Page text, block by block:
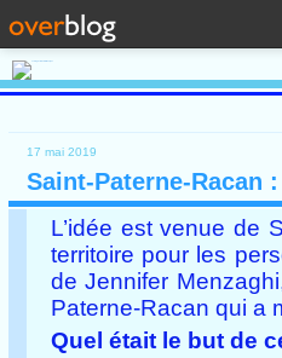
17 mai 2019
Saint-Paterne-Racan
L’idée est venue de
territoire pour les
de Jennifer
Paterne-Racan qui a
Quel était le but de